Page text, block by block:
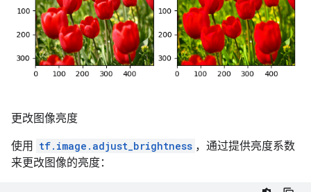
更改图像亮度
使用 tf.image.adjust_brightness ，通过提供亮度系数
来更改图像的亮度：